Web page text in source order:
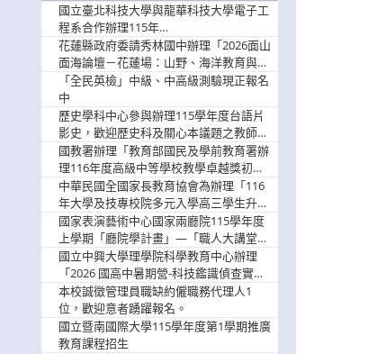
國立臺北科技大學與龍華科技大學電子工
程系合作辦理115年
「115.08.10~08.12「AI賦能應用於智慧半
導體研習營」，歡迎學生踴躍報名參加
花蓮縣政府委請秀林國中辦理「2026面山
面海論壇－花蓮場：山野、海洋教育與戶
外安全實務課程」，歡迎踴躍報名參加
「全民英檢」中級、中高級測驗現正報名
中
歷史學科中心參與辦理115學年度台語片
影史，歡迎歷史科及關心本議題之教師踴
躍報名參加
國教署辦理「教育部國民及學前教育署辦
理116年度高級中等學校教學卓越獎初選
實施計畫」，鼓勵教師踴躍報名
中華民國全國家長教育協會為辦理「116
年大學及技專校院多元入學高三學生升學
輔導家長說明會」
國家表演藝術中心國家兩廳院115學年度
上學期「廳院學計畫」—「職人大講堂」
及「一日體驗課程」，鼓勵踴躍報名參
與。
國立中興大學理學院科學教育中心辦理
「2026 國高中暑期營-科技鑑識偵查實戰
營」活動資訊，鼓勵學生踴躍報名參加。
本校誠徵管理員職缺約僱職務代理人1
位，歡迎意者踴躍報名。
國立暨南國際大學115學年度第1學期推廣
教育課程招生